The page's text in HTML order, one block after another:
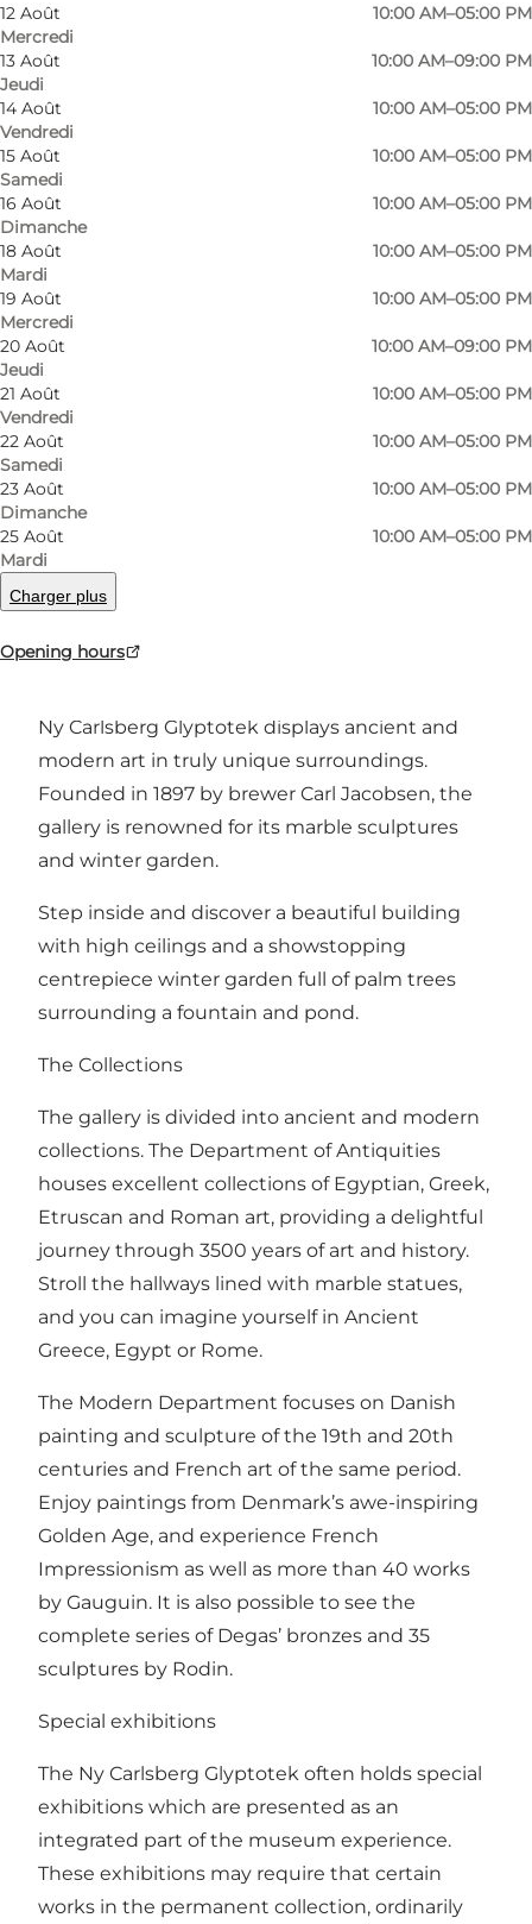
12 Août
Mercredi
10:00 AM–05:00 PM
13 Août
Jeudi
10:00 AM–09:00 PM
14 Août
Vendredi
10:00 AM–05:00 PM
15 Août
Samedi
10:00 AM–05:00 PM
16 Août
Dimanche
10:00 AM–05:00 PM
18 Août
Mardi
10:00 AM–05:00 PM
19 Août
Mercredi
10:00 AM–05:00 PM
20 Août
Jeudi
10:00 AM–09:00 PM
21 Août
Vendredi
10:00 AM–05:00 PM
22 Août
Samedi
10:00 AM–05:00 PM
23 Août
Dimanche
10:00 AM–05:00 PM
25 Août
Mardi
10:00 AM–05:00 PM
Charger plus
Opening hours
Photo:
© Ny
Ny Carlsberg Glyptotek displays ancient and
modern art in truly unique surroundings.
Founded in 1897 by brewer Carl Jacobsen, the
gallery is renowned for its marble sculptures
and winter garden.
Step inside and discover a beautiful building
with high ceilings and a showstopping
centrepiece winter garden full of palm trees
surrounding a fountain and pond.
The Collections
The gallery is divided into ancient and modern
collections. The Department of Antiquities
houses excellent collections of Egyptian, Greek,
Etruscan and Roman art, providing a delightful
journey through 3500 years of art and history.
Stroll the hallways lined with marble statues,
and you can imagine yourself in Ancient
Greece, Egypt or Rome.
The Modern Department focuses on Danish
painting and sculpture of the 19th and 20th
centuries and French art of the same period.
Enjoy paintings from Denmark’s awe-inspiring
Golden Age, and experience French
Impressionism as well as more than 40 works
by Gauguin. It is also possible to see the
complete series of Degas’ bronzes and 35
sculptures by Rodin.
Special exhibitions
The Ny Carlsberg Glyptotek often holds special
exhibitions which are presented as an
integrated part of the museum experience.
These exhibitions may require that certain
works in the permanent collection, ordinarily